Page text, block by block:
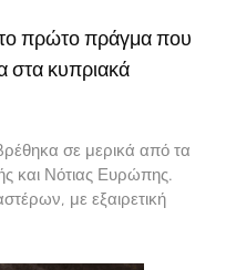
το πρώτο πράγμα που
στα κυπριακά
σε μερικά από τα
και Νότιας Ευρώπης.
με εξαιρετική